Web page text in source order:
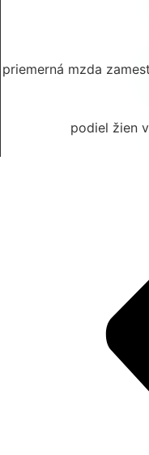
priemerná mzda
podiel žien